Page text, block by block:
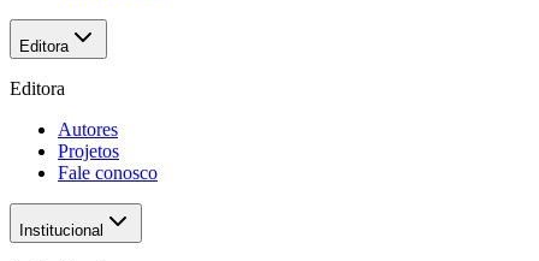
Editora
Editora
Autores
Projetos
Fale conosco
Institucional